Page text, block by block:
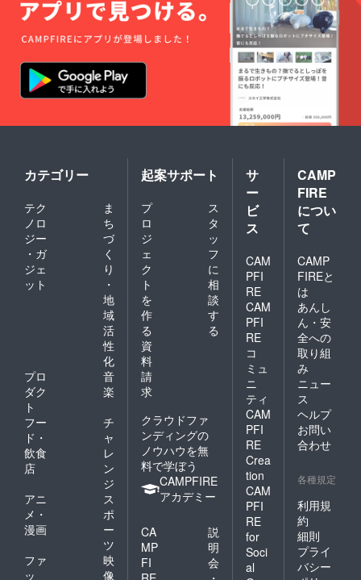
カテゴリー
テク
ノロ
ジー
・ガ
ジェ
ット
ま
ち
づ
く
り
・
地
域
活
性
化
プロ
ダク
ト
音
楽
フー
ド・
飲食
店
チ
ャ
レ
ン
ジ
アニ
メ・
漫画
ス
ポ
ー
ツ
ファ
ッ
映
像
起案サポート
プ
ロ
ジ
ェ
ク
ト
を
作
る
ス
タ
ッ
フ
に
相
談
す
る
資
料
請
求
クラウドファ
ンディングの
ノウハウを無
料で学ぼう
CAMPFIRE
アカデミー
CA
MP
FI
説
明
会
サ
ー
ビ
ス
CAM
PFI
RE
CAM
PFI
RE
コ
ミュ
ニ
ティ
CAM
PFI
RE
Crea
tion
CAM
PFI
RE
for
Soci
al
CAMP
FIRE
につい
て
CAMP
FIREと
は
あんし
ん・安
全への
取り組
み
ニュー
ス
ヘルプ
お問い
合わせ
各種規定
利用規
約
細則
プライ
バシー